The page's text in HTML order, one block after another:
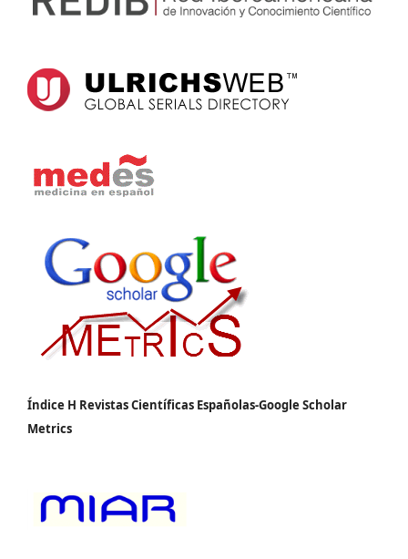
Índice H Revistas Científicas Españolas-Google Scholar
Metrics